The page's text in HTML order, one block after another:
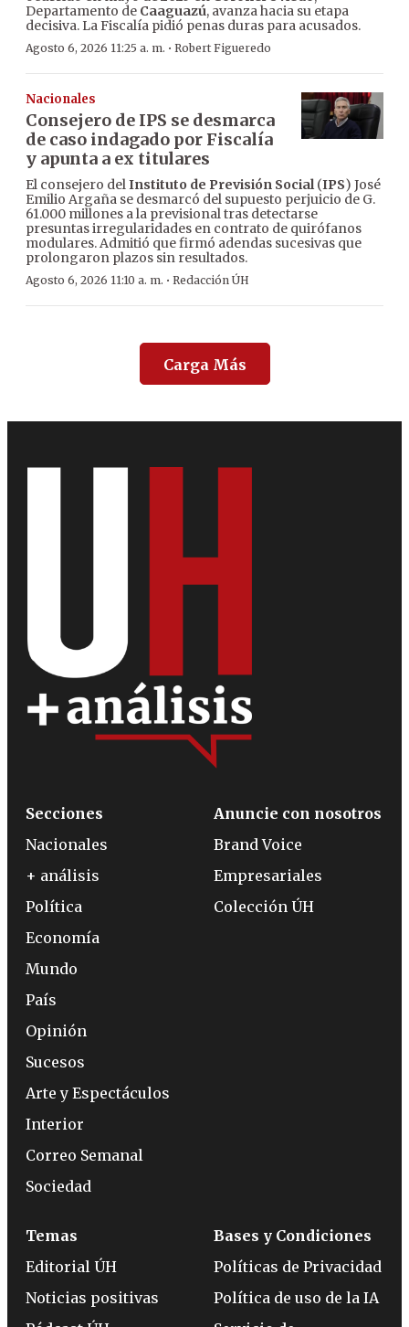
Departamento de Caaguazú, avanza hacia su etapa
decisiva. La Fiscalía pidió penas duras para acusados.
Agosto 6, 2026 11:25 a. m. · Robert Figueredo
Nacionales
Consejero de IPS se desmarca
de caso indagado por Fiscalía
y apunta a ex titulares
El consejero delInstituto de Previsión Social(IPS) José
Emilio Argaña se desmarcó del supuesto perjuicio de G.
61.000 millones a la previsional tras detectarse
presuntas irregularidades en contrato de quirófanos
modulares. Admitió que firmó adendas sucesivas que
prolongaron plazos sin resultados.
Agosto 6, 2026 11:10 a. m. · Redacción ÚH
Carga Más
Secciones
Nacionales
+ análisis
Política
Economía
Mundo
País
Opinión
Sucesos
Arte y Espectáculos
Interior
Correo Semanal
Sociedad
Anuncie con nosotros
Brand Voice
Empresariales
Colección ÚH
Temas
Editorial ÚH
Noticias positivas
Bases y Condiciones
Políticas de Privacidad
Política de uso de la IA